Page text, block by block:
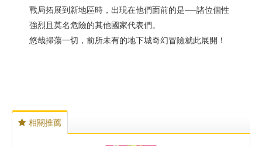
戰局拓展到新地區時，出現在他們面前的是──諸位個性
強烈且莫名危險的其他國家代表們。
悠哉掃蕩一切，前所未有的地下城奇幻冒險就此展開！
相關推薦